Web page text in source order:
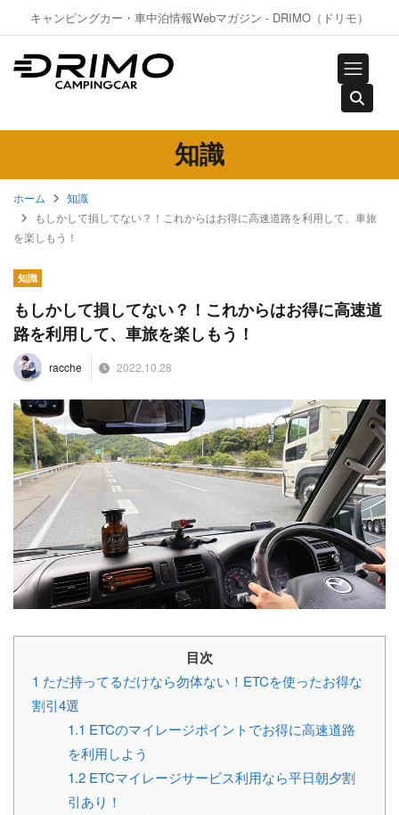
キャンピングカー・車中泊情報Webマガジン - DRIMO（ドリモ）
知識
ホーム
知識
もしかして損してない？！これからはお得に高速道路を利用して、車旅
を楽しもう！
知識
もしかして損してない？！これからはお得に高速道
路を利用して、車旅を楽しもう！
racche 2022.10.28
目次
1 ただ持ってるだけなら勿体ない！ETCを使ったお得な
割引4選
1.1 ETCのマイレージポイントでお得に高速道路
を利用しよう
1.2 ETCマイレージサービス利用なら平日朝夕割
引あり！